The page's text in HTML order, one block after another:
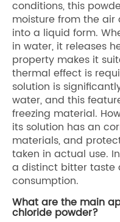
conditions, this
moisture from the
into a liquid form.
in water, it releases
property makes it
thermal effect is
solution is
water, and this
freezing material.
its solution has an
materials, and
taken in actual use.
a distinct bitter taste
consumption.
What are the main
chloride powder?